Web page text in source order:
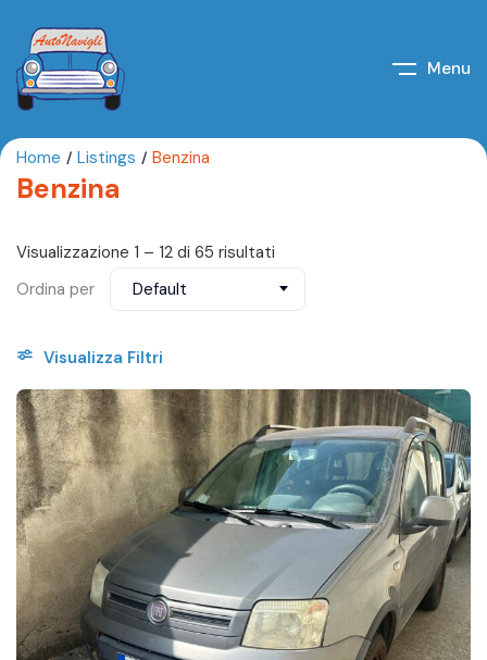
Menu
Home Listings Benzina
Benzina
Visualizzazione 1 – 12 di 65 risultati
Ordina per
Default
Visualizza Filtri